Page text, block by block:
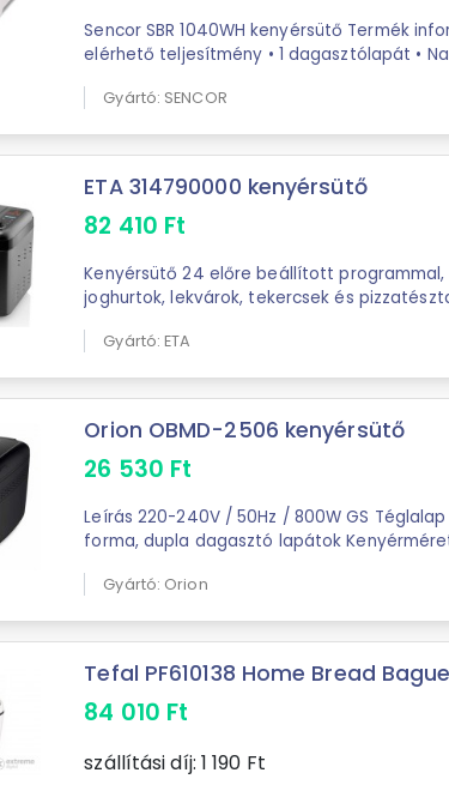
Sencor SBR 1040WH kenyérsütő Termék információk: • Akár 500 W
elérhető teljesítmény • 1 dagasztólapát •
Gyártó: SENCOR
ETA 314790000 kenyérsütő
82 410 Ft
Kenyérsütő 24 előre beállított
joghurtok, lekvárok, tekercsek és
Gyártó: ETA
Orion OBMD-2506 kenyérsütő
26 530 Ft
Leírás 220-240V / 50Hz / 800W GS Téglalap alakú kenyérsütő
forma, dupla dagasztó lapátok Kenyérméret: 2,0-2,5 fontFunkciók:
Gyártó: Orion
Tefal PF610138 Home Bread
84 010 Ft
szállítási díj: 1 190 Ft